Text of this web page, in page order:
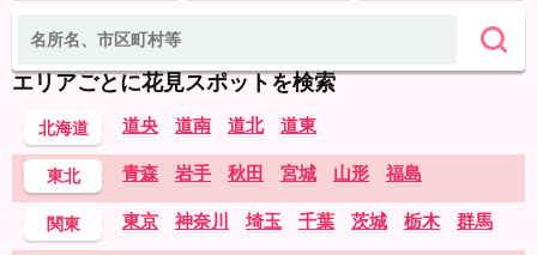
エリアごとに花見スポットを検索
北海道 道央 道南 道北 道東
東北 青森 岩手 秋田 宮城 山形 福島
関東 東京 神奈川 埼玉 千葉 茨城 栃木 群馬